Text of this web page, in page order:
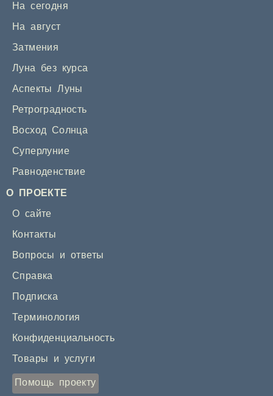
На сегодня
На август
Затмения
Луна без курса
Аспекты Луны
Ретроградность
Восход Солнца
Суперлуние
Равноденствие
О ПРОЕКТЕ
О сайте
Контакты
Вопросы и ответы
Справка
Подписка
Терминология
Конфиденциальность
Товары и услуги
Помощь проекту